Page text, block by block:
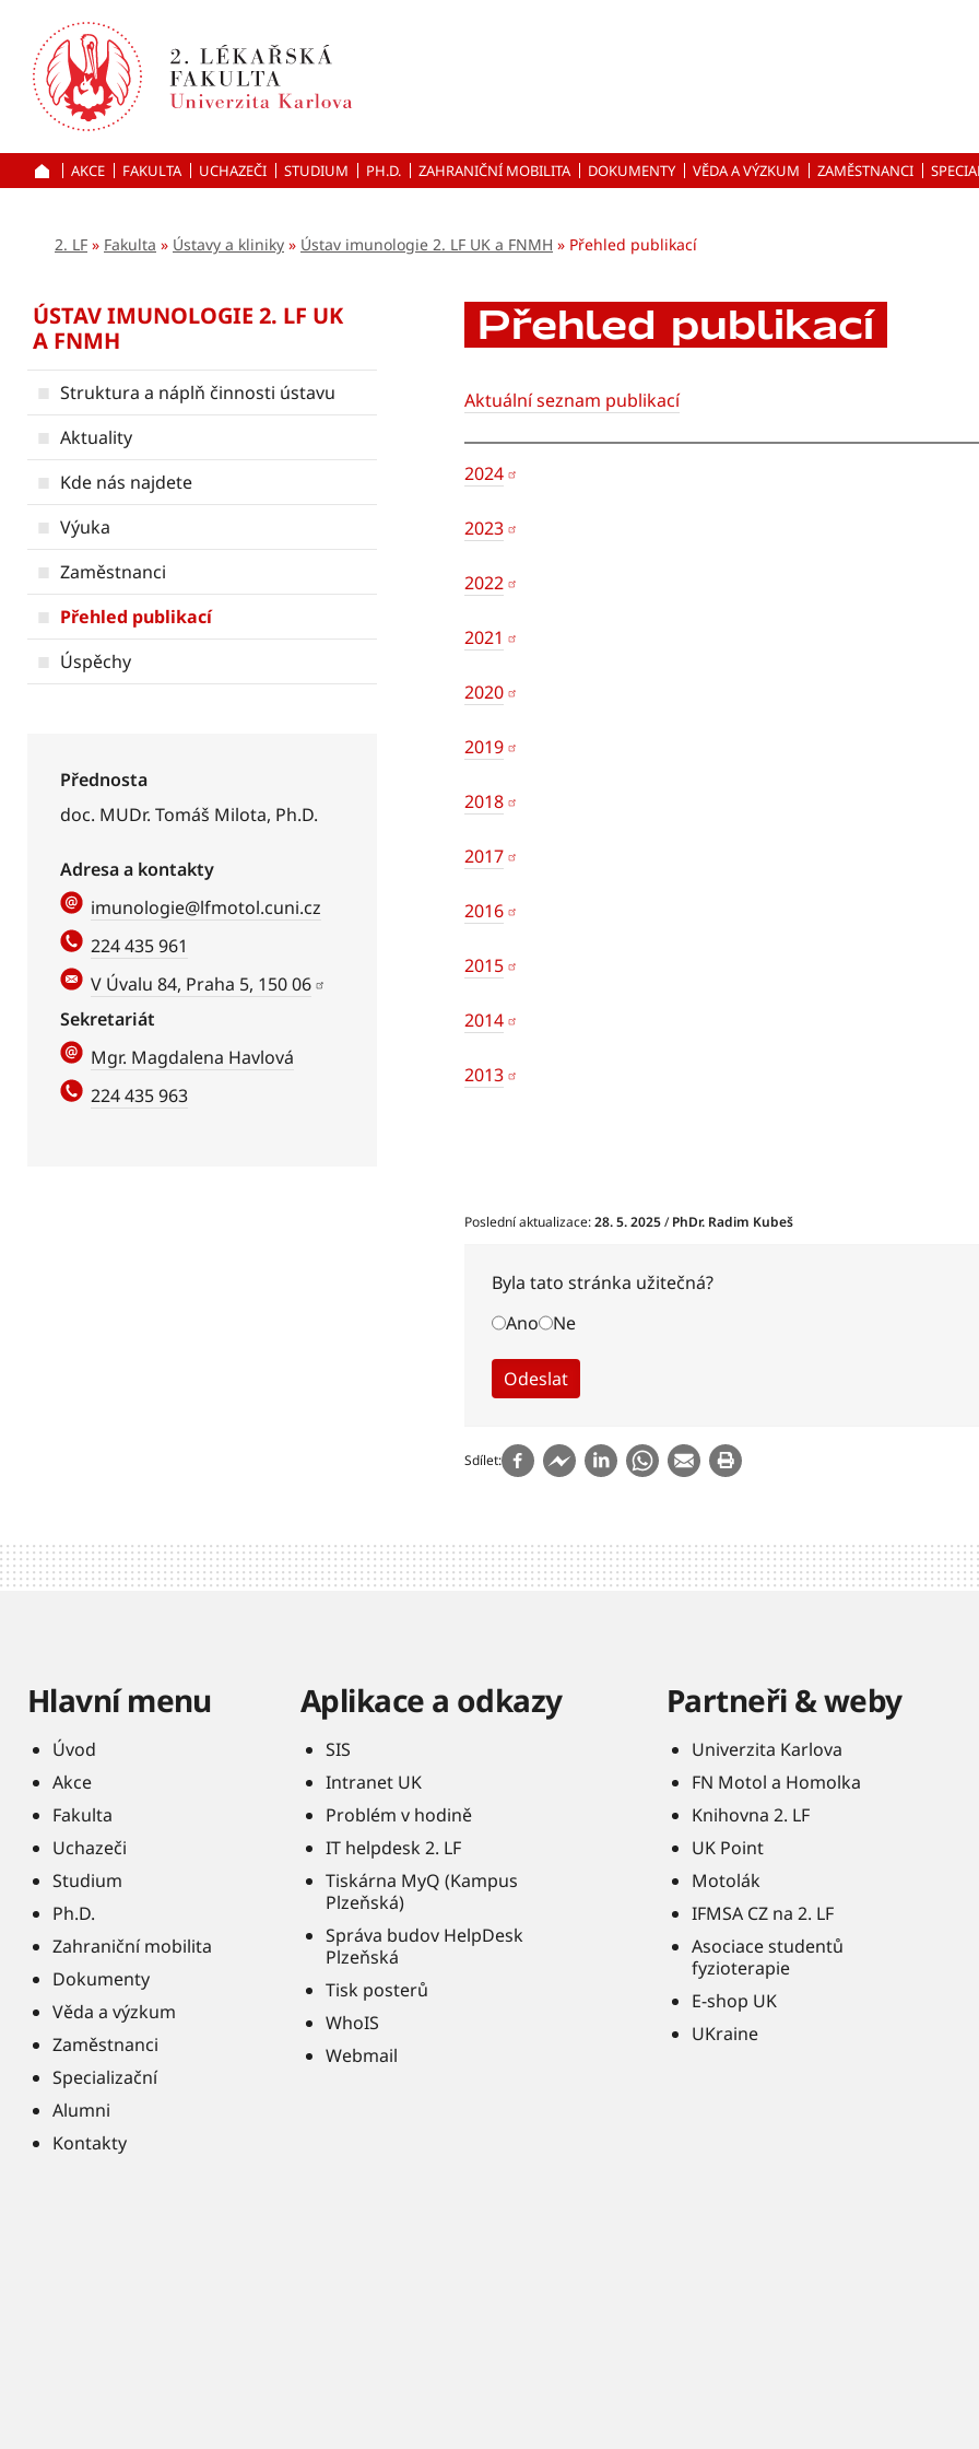
k hlavnímu
obsahu
ÚVOD
AKCE FAKULTA UCHAZEČI STUDIUM PH.D. ZAHRANIČNÍ MOBILITA DOKUMENTY VĚDA A VÝZKUM ZAMĚSTNANCI
2. LF Fakulta Ústavy a kliniky Ústav imunologie 2. LF UK a FNMH Přehled publikací
ÚSTAV IMUNOLOGIE 2. LF UK
A FNMH
Struktura a náplň činnosti ústavu
Aktuality
Kde nás najdete
Výuka
Zaměstnanci
Přehled publikací
Úspěchy
Přednosta
doc. MUDr. Tomáš Milota, Ph.D.
Adresa a kontakty
imunologie@lfmotol.cuni.cz
224 435 961
V Úvalu 84, Praha 5, 150 06
Sekretariát
Mgr. Magdalena Havlová
224 435 963
Přehled publikací
Aktuální seznam publikací
2024
2023
2022
2021
2020
2019
2018
2017
2016
2015
2014
2013
Poslední aktualizace:28. 5. 2025/PhDr. Radim Kubeš
Byla tato stránka užitečná?
Ano
Ne
Sdílet
Hlavní menu
Úvod
Akce
Fakulta
Uchazeči
Studium
Ph.D.
Zahraniční mobilita
Dokumenty
Věda a výzkum
Zaměstnanci
Specializační
Alumni
Kontakty
Aplikace a odkazy
SIS
Intranet UK
Problém v hodině
IT helpdesk 2. LF
Tiskárna MyQ (Kampus
Plzeňská)
Správa budov HelpDesk
Plzeňská
Tisk posterů
WhoIS
Webmail
Partneři & weby
Univerzita Karlova
FN Motol a Homolka
Knihovna 2. LF
UK Point
Motolák
IFMSA CZ na 2. LF
Asociace studentů
fyzioterapie
E-shop UK
UKraine